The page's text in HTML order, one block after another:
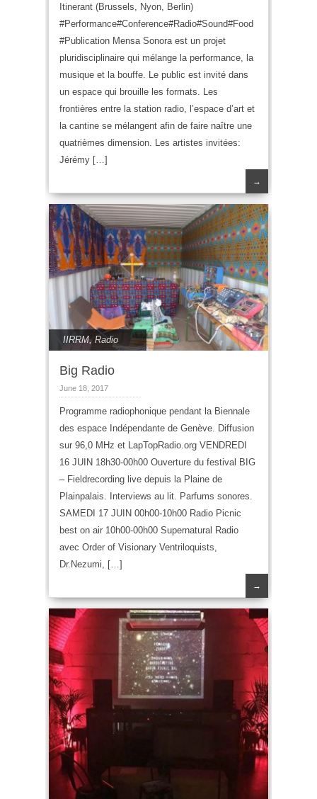
Itinerant (Brussels, Nyon, Berlin)
#Performance#Conference#Radio#Sound#Food
#Publication Mensa Sonora est un projet
pluridisciplinaire qui mélange la performance, la
musique et la bouffe. Le public est invité dans
un espace qui brouille les formats. Les
frontières entre la station radio, l’espace d’art et
la cantine se mélangent afin de faire naître une
quatrièmes dimension. Les artistes invitées:
Jérémy […]
→
IIRRM, Radio
Big Radio
June 18, 2017
Programme radiophonique pendant la Biennale
des espace Indépendante de Genève. Diffusion
sur 96,0 MHz et LapTopRadio.org VENDREDI
16 JUIN 18h30-00h00 Ouverture du festival BIG
– Fieldrecording live depuis la Plaine de
Plainpalais. Interviews au lit. Parfums sonores.
SAMEDI 17 JUIN 00h00-10h00 Radio Picnic
best on air 10h00-00h00 Supernatural Radio
avec Order of Visionary Ventriloquists,
Dr.Nezumi, […]
→